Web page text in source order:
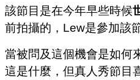
該節目是在今年早些時候
前拍攝的，Lew是參加該
當被問及這個機會是如何
這是什麼，但真人秀節目